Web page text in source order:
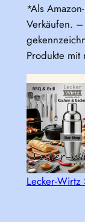
*Als
Verkäufen.
Produkte mit
Lecker-Wirtz